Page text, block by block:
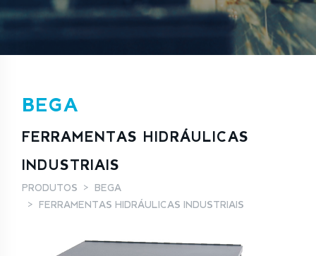
BEGA
FERRAMENTAS HIDRÁULICAS
INDUSTRIAIS
PRODUTOS
BEGA
FERRAMENTAS HIDRÁULICAS INDUSTRIAIS